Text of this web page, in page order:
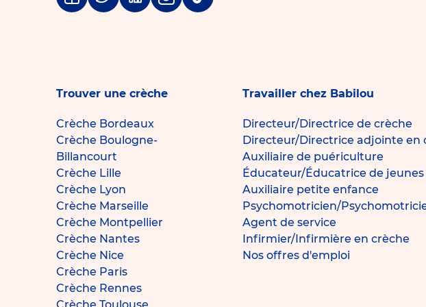
Facebook
TwitterLinkedinInstagram
Tiktok
Trouver une crèche
Crèche Bordeaux
Crèche Boulogne-
Billancourt
Crèche Lille
Crèche Lyon
Crèche Marseille
Crèche Montpellier
Crèche Nantes
Crèche Nice
Crèche Paris
Crèche Rennes
Travailler chez Babilou
Directeur/Directrice de crèche
Directeur/Directrice adjointe en
Auxiliaire de puériculture
Éducateur/Éducatrice de
Auxiliaire petite enfance
Psychomotricien/
Agent de service
Infirmier/Infirmière en crèche
Nos offres d'emploi